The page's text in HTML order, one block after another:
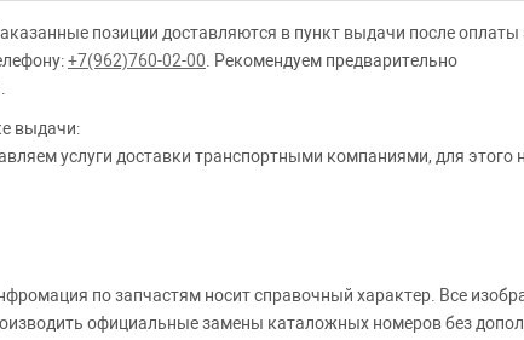
позиции доставляются в пункт выдачи после оплаты
+7(962)760-02-00 . Рекомендуем предварительно
выдачи:
услуги доставки транспортными компаниями, для этого
по запчастям носит справочный характер. Все
официальные замены каталожных номеров без